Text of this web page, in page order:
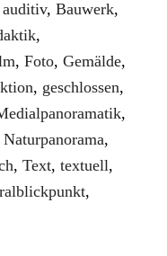
auditiv, Bauwerk,
,
, Foto, Gemälde,
, geschlossen,
,
Naturpanorama,
, Text, textuell,
,